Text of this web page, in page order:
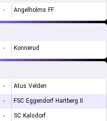
- Angelholms FF
- Konnerud
-
Atus Velden
-
FSC Eggendorf Hartberg II
-
SC Kalsdorf